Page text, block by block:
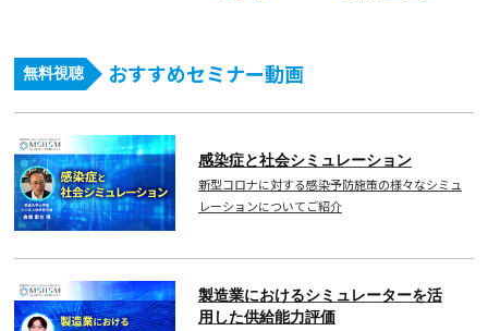
無料視聴 おすすめセミナー動画
感染症と社会シミュレーション
新型コロナに対する感染予防施策の様々なシミュ
レーションについてご紹介
製造業におけるシミュレーターを活
用した供給能力評価